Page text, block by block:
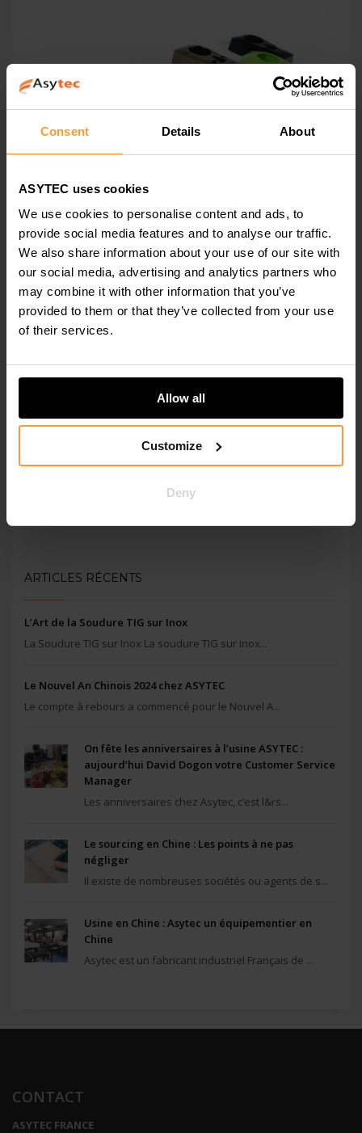
Consent Details About
ASYTEC uses cookies
We use cookies to personalise content and ads, to
provide social media features and to analyse our traffic.
We also share information about your use of our site with
our social media, advertising and analytics partners who
may combine it with other information that you’ve
provided to them or that they’ve collected from your use
of their services.
Allow all
Customize
Deny
L’uniformisation des couleurs en injection plastique
Le connaissement – Bill of Lading
Fabriquer en Chine : Contrôler les échantillons réalisés
ARTICLES RÉCENTS
L’Art de la Soudure TIG sur Inox
La Soudure TIG sur Inox La soudure TIG sur inox...
Le Nouvel An Chinois 2024 chez ASYTEC
Le compte à rebours a commencé pour le Nouvel A...
On fête les anniversaires à l’usine ASYTEC :
aujourd’hui David Dogon votre Customer Service
Manager
Les anniversaires chez Asytec, c’est l&rs...
Le sourcing en Chine : Les points à ne pas
négliger
Il existe de nombreuses sociétés ou agents de s...
Usine en Chine : Asytec un équipementier en
Chine
Asytec est un fabricant industriel Français de ...
CONTACT
ASYTEC FRANCE